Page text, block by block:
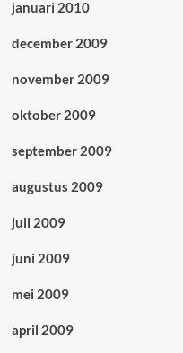
januari 2010
december 2009
november 2009
oktober 2009
september 2009
augustus 2009
juli 2009
juni 2009
mei 2009
april 2009